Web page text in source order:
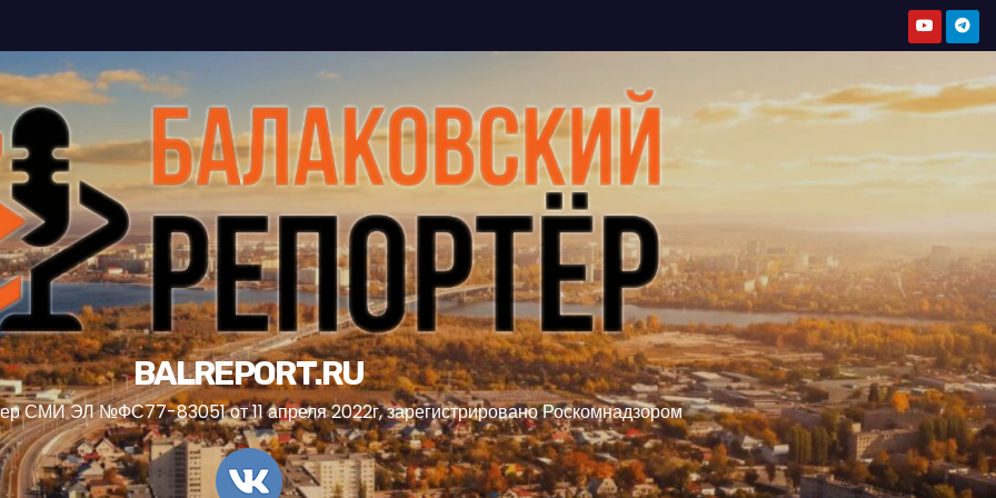
BALREPORT.RU
СМИ ЭЛ №ФС77-83051 от 11 апреля 2022г, зарегистрировано Роскомнадзором